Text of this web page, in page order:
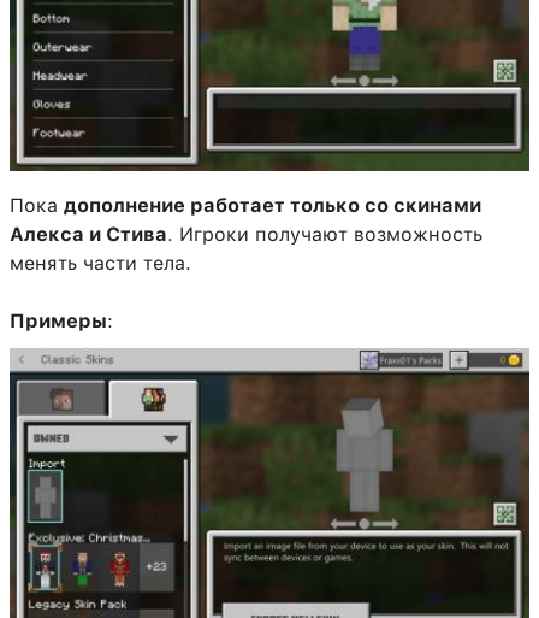
Пока дополнение работает только со скинами
Алекса и Стива. Игроки получают возможность
менять части тела.
Примеры: